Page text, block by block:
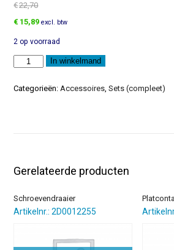
€22,70
Oorspronkelijke
was:
€22,70.
€ 15,89Huidige
is:
€15,89.
excl. btw
2 op voorraad
Adapterantennekabel
aantal
In winkelmand
Categorieën:Accessoires,Sets (compleet)
Gerelateerde producten
Schroevendraaier
Artikelnr.: 2D0012255